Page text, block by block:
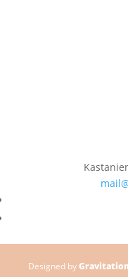
Designed by